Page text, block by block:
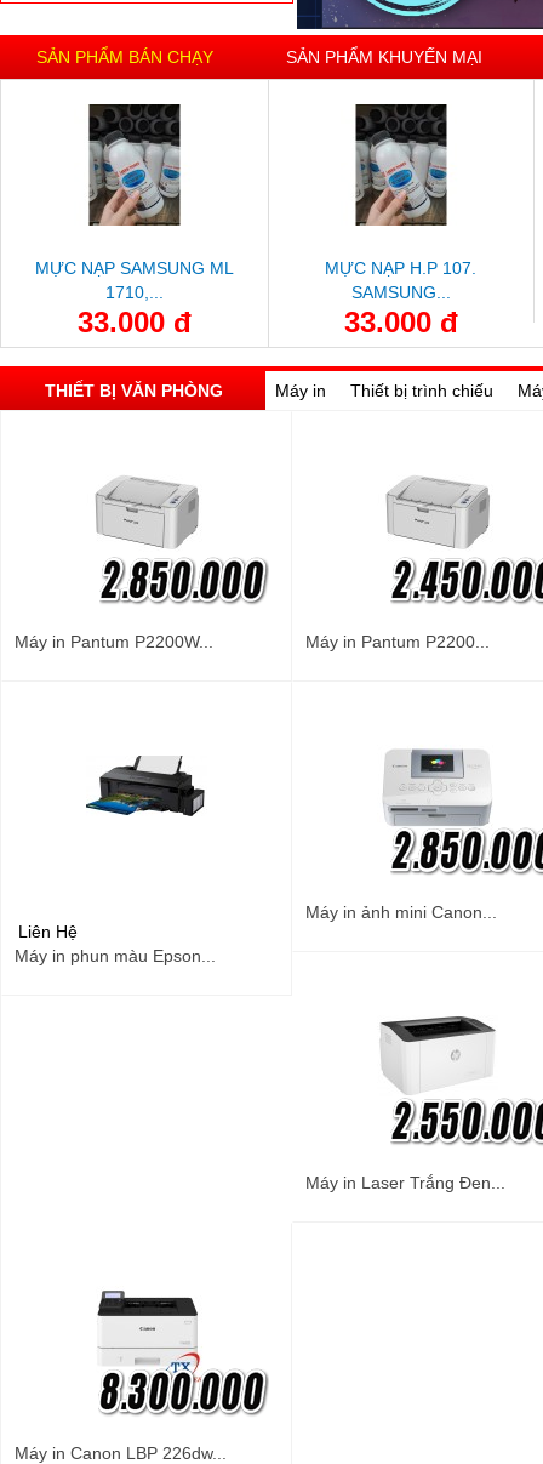
SẢN PHẨM BÁN CHẠY SẢN PHẨM KHUYẾN MẠI
MỰC NẠP SAMSUNG ML
1710,...
33.000 đ
MỰC NẠP H.P 107.
SAMSUNG...
33.000 đ
THIẾT BỊ VĂN PHÒNG Máy in Thiết bị trình chiếu
Máy in Pantum P2200W... Máy in Pantum P2200...
Liên Hệ
Máy in phun màu Epson...
Máy in ảnh mini Canon...
Máy in Laser Trắng Đen...
Máy in Canon LBP 226dw...